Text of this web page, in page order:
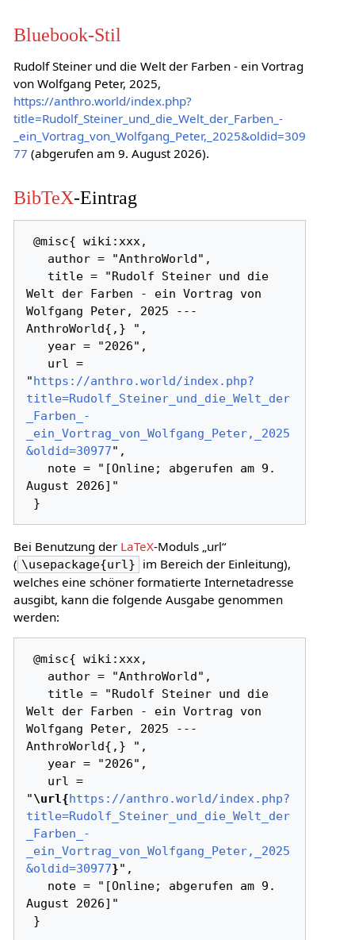
Bluebook-Stil
Rudolf Steiner und die Welt der Farben - ein Vortrag
von Wolfgang Peter, 2025,
https://anthro.world/index.php?
title=Rudolf_Steiner_und_die_Welt_der_Farben_-
_ein_Vortrag_von_Wolfgang_Peter,_2025&oldid=309
77 (abgerufen am 9. August 2026).
BibTeX-Eintrag
@misc{ wiki:xxx,
Welt der Farben - ein Vortrag von
Wolfgang Peter, 2025 ---
AnthroWorld{,} ",
"https://anthro.world/index.php?
title=Rudolf_Steiner_und_die_Welt_der
_Farben_-
_ein_Vortrag_von_Wolfgang_Peter,_2025
&oldid=30977",
August 2026]"
Bei Benutzung der LaTeX-Moduls „url“
( \usepackage{url}
im Bereich der Einleitung),
welches eine schöner formatierte Internetadresse
ausgibt, kann die folgende Ausgabe genommen
werden:
@misc{ wiki:xxx,
Welt der Farben - ein Vortrag von
Wolfgang Peter, 2025 ---
AnthroWorld{,} ",
"\url{https://anthro.world/index.php?
title=Rudolf_Steiner_und_die_Welt_der
_Farben_-
_ein_Vortrag_von_Wolfgang_Peter,_2025
&oldid=30977}",
August 2026]"